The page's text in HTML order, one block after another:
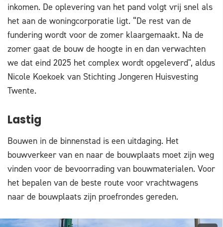
inkomen. De oplevering van het pand volgt vrij snel als
het aan de woningcorporatie ligt. “De rest van de
fundering wordt voor de zomer klaargemaakt. Na de
zomer gaat de bouw de hoogte in en dan verwachten
we dat eind 2025 het complex wordt opgeleverd", aldus
Nicole Koekoek van Stichting Jongeren Huisvesting
Twente.
Lastig
Bouwen in de binnenstad is een uitdaging. Het
bouwverkeer van en naar de bouwplaats moet zijn weg
vinden voor de bevoorrading van bouwmaterialen. Voor
het bepalen van de beste route voor vrachtwagens
naar de bouwplaats zijn proefrondes gereden.